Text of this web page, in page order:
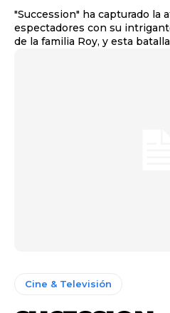
"Succession" ha capturado la
espectadores con su
de la familia Roy, y esta
Cine & Televisión